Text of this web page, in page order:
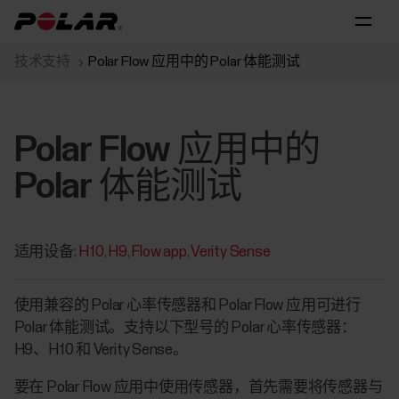
技术支持 Polar Flow 应用中的 Polar 体能测试
Polar Flow 应用中的
Polar 体能测试
适用设备: H10 H9 Flow app Verity Sense
使用兼容的 Polar 心率传感器和 Polar Flow 应用可进行
Polar 体能测试。支持以下型号的 Polar 心率传感器：
H9、H10 和 Verity Sense。
要在 Polar Flow 应用中使用传感器，首先需要将传感器与